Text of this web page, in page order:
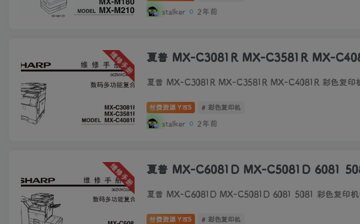
stalker 2年前
维修手册 夏普 MX-C3081R MX-C3581R MX-
夏普 MX-C3081R MX-C3581R MX-C4081R 彩色复印
付费资源 Y币5 # 彩色复印机
stalker 2年前
维修手册 夏普 MX-C6081D MX-C5081D 6081
夏普 MX-C6081D MX-C5081D 6081 5081 彩色复印机
付费资源 Y币5 # 彩色复印机